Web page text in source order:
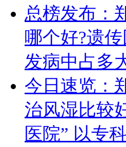
总榜发布：
哪个好?遗
发病中占多
今日速览：
治风湿比较
医院” 以专